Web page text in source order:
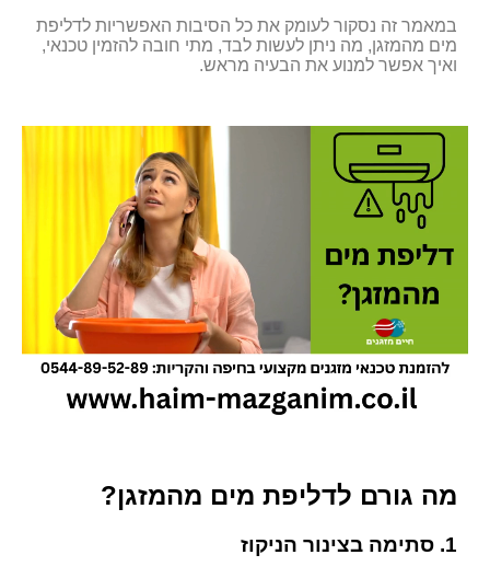
במאמר זה נסקור לעומק את כל הסיבות האפשריות לדליפת
מים מהמזגן, מה ניתן לעשות לבד, מתי חובה להזמין טכנאי,
ואיך אפשר למנוע את הבעיה מראש.
מה גורם לדליפת מים מהמזגן?
1. סתימה בצינור הניקוז